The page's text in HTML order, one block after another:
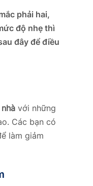
phải hai,
độ nhẹ thì
đây để điều
với những
Các bạn có
làm giảm